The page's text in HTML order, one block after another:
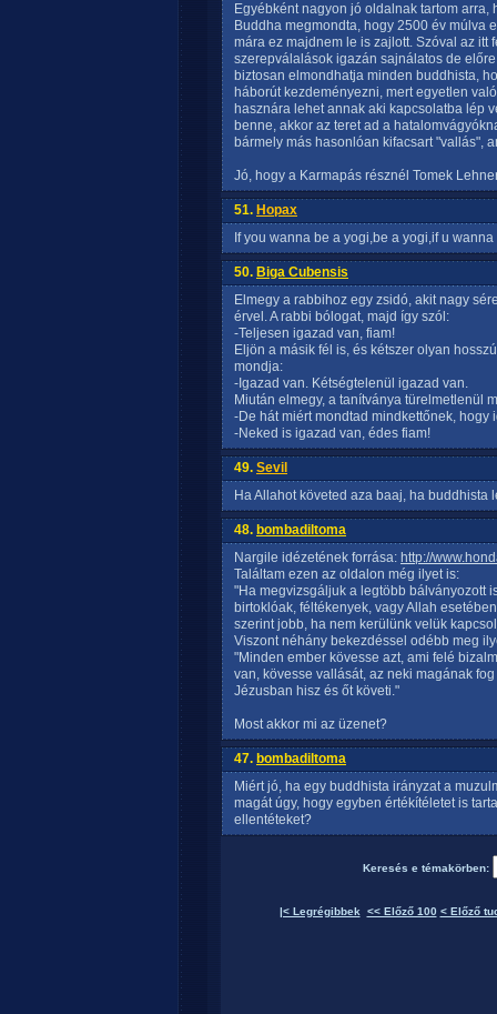
Egyébként nagyon jó oldalnak tartom
Buddha megmondta, hogy 2500 év múlva
mára ez majdnem le is zajlott. Szóval az
szerepválalások igazán sajnálatos de
biztosan elmondhatja minden buddhista,
háborút kezdeményezni, mert egyetlen
hasznára lehet annak aki kapcsolatba lép
benne, akkor az teret ad a
bármely más hasonlóan kifacsart "vallás",
Jó, hogy a Karmapás résznél Tomek
51. Hopax
If you wanna be a yogi,be a yogi,if u
50. Biga Cubensis
Elmegy a rabbihoz egy zsidó, akit nagy
érvel. A rabbi bólogat, majd így szól:
-Teljesen igazad van, fiam!
Eljön a másik fél is, és kétszer olyan
mondja:
-Igazad van. Kétségtelenül igazad van.
Miután elmegy, a tanítványa türelmetlenül
-De hát miért mondtad mindkettőnek,
-Neked is igazad van, édes fiam!
49. Sevil
Ha Allahot követed aza baaj, ha buddhista
48. bombadiltoma
Nargile idézetének forrása: http://
Találtam ezen az oldalon még ilyet is:
"Ha megvizsgáljuk a legtöbb bálványozott
birtoklóak, féltékenyek, vagy Allah
szerint jobb, ha nem kerülünk velük
Viszont néhány bekezdéssel odébb meg
"Minden ember kövesse azt, ami felé
van, kövesse vallását, az neki magának
Jézusban hisz és őt követi."
Most akkor mi az üzenet?
47. bombadiltoma
Miért jó, ha egy buddhista irányzat a
magát úgy, hogy egyben értékítéletet is
ellentéteket?
Keresés e témakörben:
|< Legrégibbek << Előző 100 < Előző